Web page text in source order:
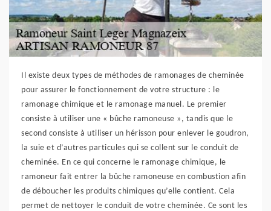
Il existe deux types de méthodes de ramonages de cheminée
pour assurer le fonctionnement de votre structure : le
ramonage chimique et le ramonage manuel. Le premier
consiste à utiliser une « bûche ramoneuse », tandis que le
second consiste à utiliser un hérisson pour enlever le goudron,
la suie et d’autres particules qui se collent sur le conduit de
cheminée. En ce qui concerne le ramonage chimique, le
ramoneur fait entrer la bûche ramoneuse en combustion afin
de déboucher les produits chimiques qu’elle contient. Cela
permet de nettoyer le conduit de votre cheminée. Ce sont les